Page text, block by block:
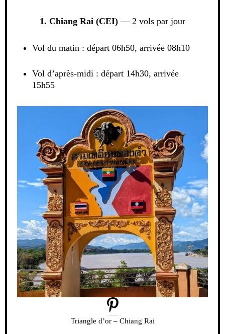
1. Chiang Rai (CEI) — 2 vols par jour
Vol du matin : départ 06h50, arrivée 08h10
Vol d’après-midi : départ 14h30, arrivée
15h55
Triangle d’or – Chiang Rai